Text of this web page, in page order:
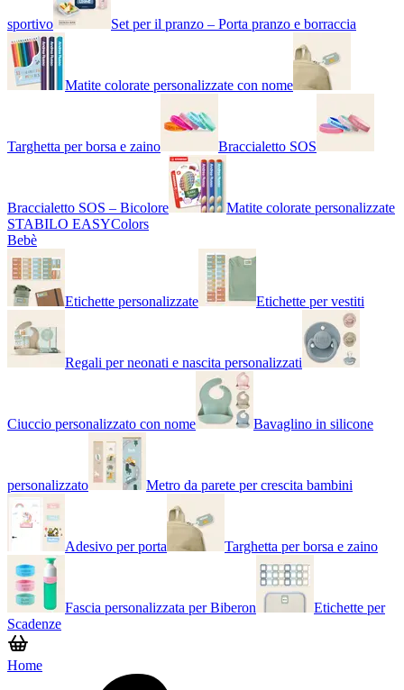
sportivo Set per il pranzo – Porta pranzo e borraccia
Matite colorate personalizzate con nome
Targhetta per borsa e zaino Braccialetto SOS
Braccialetto SOS – Bicolore
Matite colorate personalizzate
STABILO EASYColors
Bebè
Etichette personalizzate Etichette per vestiti
Regali per neonati e nascita personalizzati
Ciuccio personalizzato con nome Bavaglino in silicone
personalizzato Metro da parete per crescita bambini
Adesivo per porta Targhetta per borsa e zaino
Fascia personalizzata per Biberon
Etichette per
Scadenze
Home